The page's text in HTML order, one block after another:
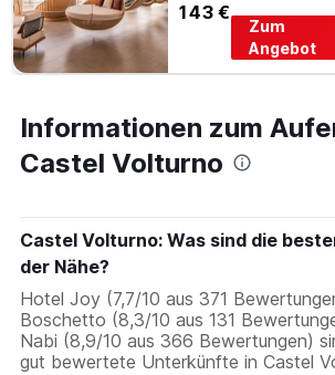
143 €
Zum
Angebot
Informationen zum
Castel Volturno
Castel Volturno: Was sind die
der Nähe?
Hotel Joy (7,7/10 aus 371
Boschetto (8,3/10 aus 131
Nabi (8,9/10 aus 366 Bewertungen)
gut bewertete Unterkünfte in Castel